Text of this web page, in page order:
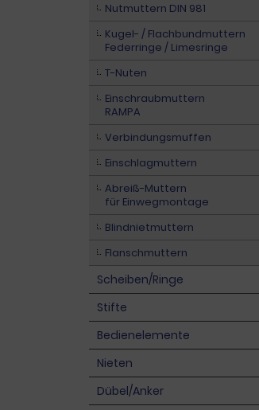
Nutmuttern DIN 981
Kugel- / Flachbundmuttern
Federringe / Limesringe
T-Nuten
Einschraubmuttern
RAMPA
Verbindungsmuffen
Einschlagmuttern
Abreiß-Muttern
für Einwegmontage
Blindnietmuttern
Flanschmuttern
Scheiben/Ringe
Stifte
Bedienelemente
Nieten
Dübel/Anker